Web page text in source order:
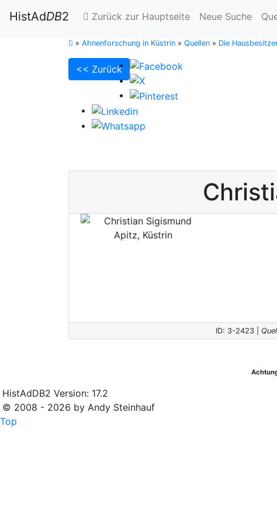
HistAdDB2 Zurück zur Hauptseite Neue Suche
» Ahnenforschung in Küstrin » Quellen » Die
<< Zurück
ID: 3-2423 |
HistAdDB2 Version: 17.2
© 2008 - 2026 by Andy Steinhauf
Top